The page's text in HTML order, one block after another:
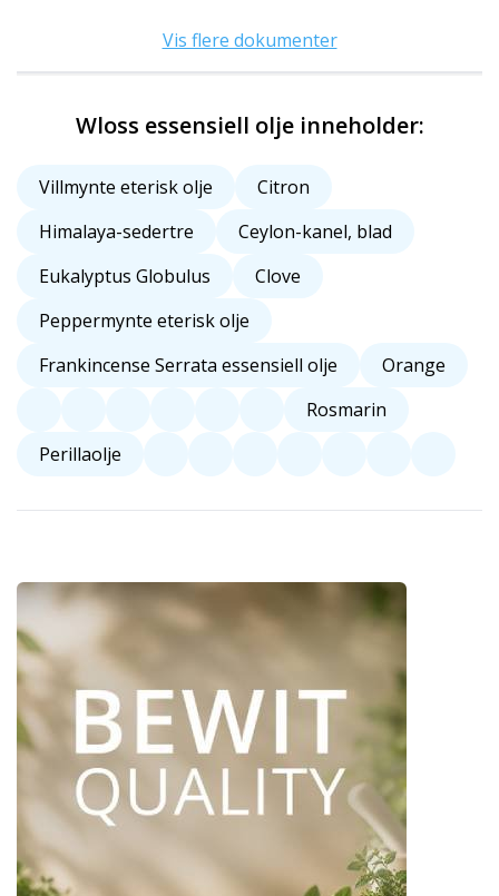
Vis flere dokumenter
Wloss essensiell olje inneholder:
Villmynte eterisk olje
Citron
Himalaya-sedertre
Ceylon-kanel, blad
Eukalyptus Globulus
Clove
Peppermynte eterisk olje
Frankincense Serrata essensiell olje
Orange
Rosmarin
Perillaolje